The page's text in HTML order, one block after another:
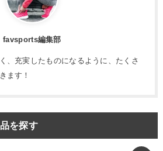
favsports編集部
、充実したものになるように、たくさ
ます！
を探す